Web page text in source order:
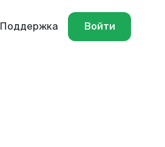
Поддержка Войти